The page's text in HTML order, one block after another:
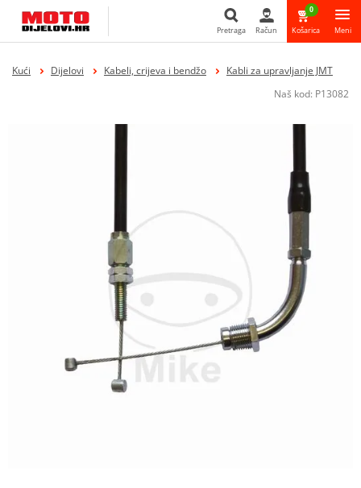
Pretraga
Pretraga Račun
0
Košarica Meni
Kući Dijelovi Kabeli, crijeva i bendžo
Kabli za upravljanje JMT
Naš kod: P13082